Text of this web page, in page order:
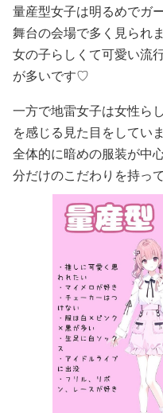
量産型女子は明るめでガ
舞台の会場で多く見られま
女の子らしくて可愛い流
が多いです♡
一方で地雷女子は女性ら
を感じる見た目をしていま
全体的に暗めの服装が中
分だけのこだわりを持っ